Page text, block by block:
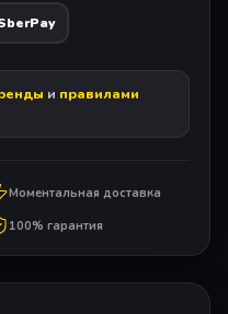
и правилами
Моментальная доставка
100% гарантия